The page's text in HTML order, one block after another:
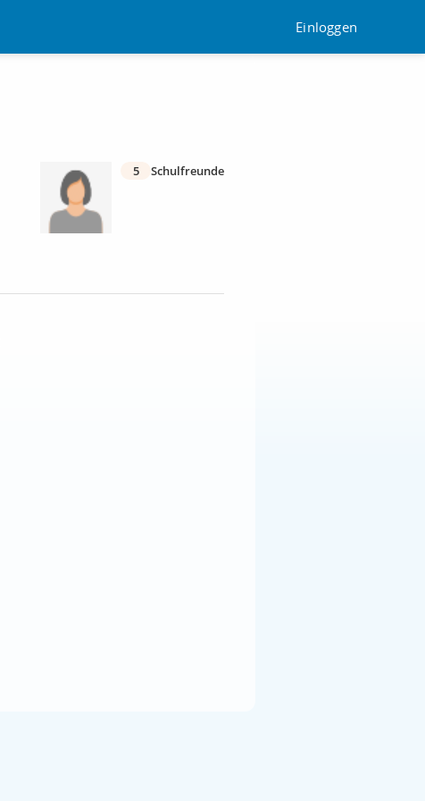
Einloggen
5 Schulfreunde